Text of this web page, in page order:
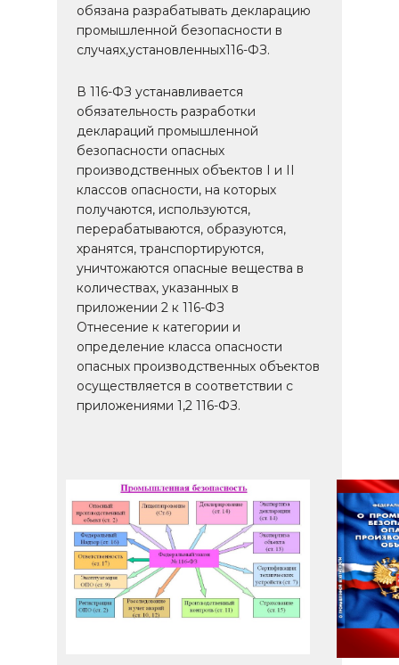
обязана разрабатывать декларацию
промышленной безопасности в
случаях,установленных116-ФЗ.
В 116-ФЗ устанавливается
обязательность разработки
деклараций промышленной
безопасности опасных
производственных объектов I и II
классов опасности, на которых
получаются, используются,
перерабатываются, образуются,
хранятся, транспортируются,
уничтожаются опасные вещества в
количествах, указанных в
приложении 2 к 116-ФЗ
Отнесение к категории и
определение класса опасности
опасных производственных объектов
осуществляется в соответствии с
приложениями 1,2 116-ФЗ.